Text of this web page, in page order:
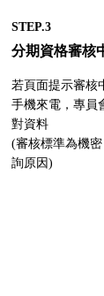
STEP.3
分期資格審核
若頁面提示審核
手機來電，專員
對資料
(審核標準為機
詢原因)